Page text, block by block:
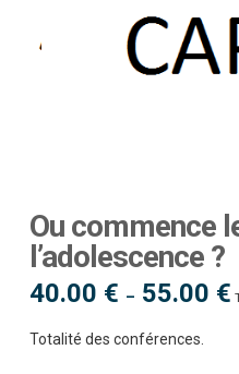
Ou commence
l’adolescence ?
40.00 € – 55.00 €
Totalité des conférences.